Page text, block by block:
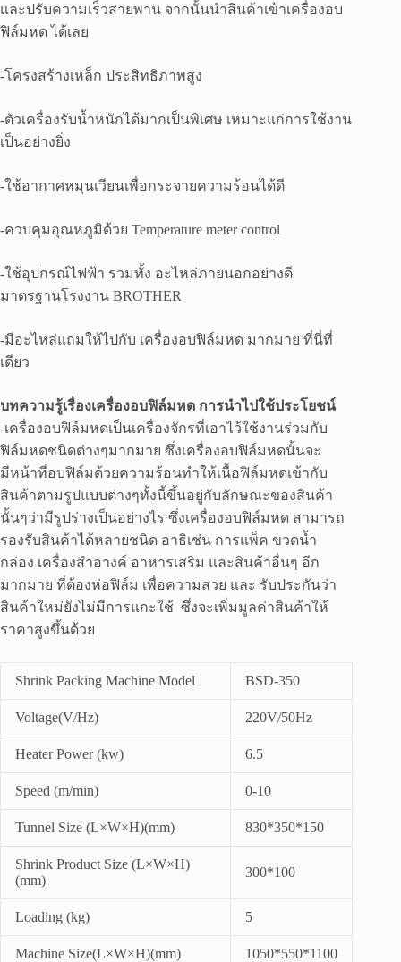
และปรับความเร็วสายพาน จากนั้นนำสินค้าเข้าเครื่องอบ
ฟิล์มหด ได้เลย
-โครงสร้างเหล็ก ประสิทธิภาพสูง
-ตัวเครื่องรับน้ำหนักได้มากเป็นพิเศษ เหมาะแก่การใช้งาน
เป็นอย่างยิ่ง
-ใช้อากาศหมุนเวียนเพื่อกระจายความร้อนได้ดี
-ควบคุมอุณหภูมิด้วย Temperature meter control
-ใช้อุปกรณ์ไฟฟ้า รวมทั้ง อะไหล่ภายนอกอย่างดี
มาตรฐานโรงงาน BROTHER
-มีอะไหล่แถมให้ไปกับ เครื่องอบฟิล์มหด มากมาย ที่นี่ที่
เดียว
บทความรู้เรื่องเครื่องอบฟิล์มหด การนำไปใช้ประโยชน์
-เครื่องอบฟิล์มหดเป็นเครื่องจักรที่เอาไว้ใช้งานร่วมกับ
ฟิล์มหดชนิดต่างๆมากมาย ซึ่งเครื่องอบฟิล์มหดนั้นจะ
มีหน้าที่อบฟิล์มด้วยความร้อนทำให้เนื้อฟิล์มหดเข้ากับ
สินค้าตามรูปแบบต่างๆทั้งนี้ขึ้นอยู่กับลักษณะของสินค้า
นั้นๆว่ามีรูปร่างเป็นอย่างไร ซึ่งเครื่องอบฟิล์มหด สามารถ
รองรับสินค้าได้หลายชนิด อาธิเช่น การแพ็ค ขวดน้ำ
กล่อง เครื่องสำอางค์ อาหารเสริม และสินค้าอื่นๆ อีก
มากมาย ที่ต้องห่อฟิล์ม เพื่อความสวย และ รับประกันว่า
สินค้าใหม่ยังไม่มีการแกะใช้ ซึ่งจะเพิ่มมูลค่าสินค้าให้
ราคาสูงขึ้นด้วย
Shrink Packing Machine Model BSD-350
Voltage(V/Hz) 220V/50Hz
Heater Power (kw) 6.5
Speed (m/min) 0-10
Tunnel Size (L×W×H)(mm) 830*350*150
Shrink Product Size (L×W×H)
(mm)
300*100
Loading (kg) 5
Machine Size(L×W×H)(mm) 1050*550*1100